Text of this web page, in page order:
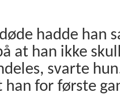
hadde han
at han ikke
svarte
for første